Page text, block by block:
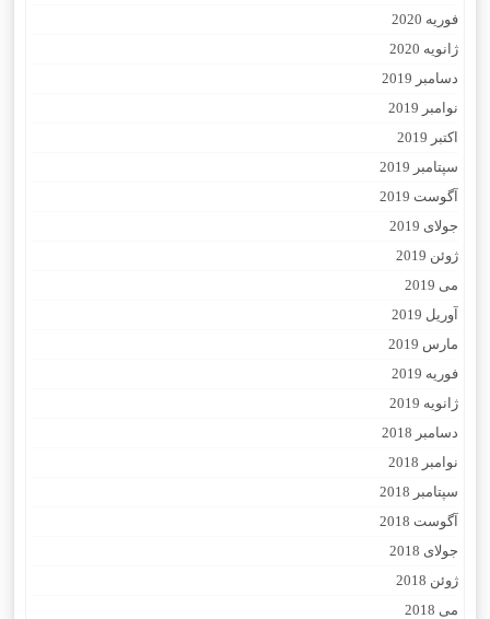
فوریه 2020
ژانویه 2020
دسامبر 2019
نوامبر 2019
اکتبر 2019
سپتامبر 2019
آگوست 2019
جولای 2019
ژوئن 2019
می 2019
آوریل 2019
مارس 2019
فوریه 2019
ژانویه 2019
دسامبر 2018
نوامبر 2018
سپتامبر 2018
آگوست 2018
جولای 2018
ژوئن 2018
می 2018